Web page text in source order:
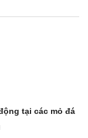
tại các mỏ đá